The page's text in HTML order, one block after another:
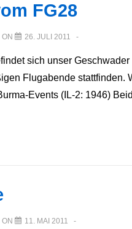
FG28
26. JULI 2011
sich unser
Flugabende stattfinden.
Events (IL-2: 1946)
11. MAI 2011